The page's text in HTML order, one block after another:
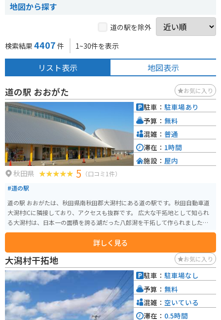
地図から探す
道の駅を除外
検索結果 4407 件 1~30件を表示
リスト表示 地図表示
道の駅 おおがた お気に入り
秋田県 5 （口コミ1件）
#道の駅
道の駅 おおがたは、秋田県南秋田郡大潟村にある道の駅です。秋田自動車道
大潟村ICに隣接しており、アクセスも抜群です。 広大な干拓地として知られ
る大潟村は、日本一の面積を誇る湖だった八郎潟を干拓して作られました。
道の駅 おおがたは、そんな大潟村の歴史や文化に触れられる情報発信基地と
野菜や果物が人気です。また、八郎潟産のしじみを使ったラーメンや、大潟
村産の米粉を使ったパンなど、地元の食材を活かした軽食も楽しめます。 バ
イクで訪れる場合、道の駅には広々とした駐車場が完備されているので安心
です。大潟村は広大な農地が広がる平坦な道が多いので、ツーリングにも最
適です。道の駅で休憩を挟みながら、雄大な景色を楽しむのがおすすめです。
周辺には、大潟村干拓博物館やサンルーラル大潟など、見どころも充実して
います。大潟村干拓博物館では、八郎潟の干拓の歴史や、大潟村の自然につ
詳しく見る
駐車： 駐車場あり
予算： 無料
混雑： 普通
滞在： 1時間
施設： 屋内
大潟村干拓地 お気に入り
駐車： 駐車場なし
予算： 無料
混雑： 空いている
滞在： 0.5時間